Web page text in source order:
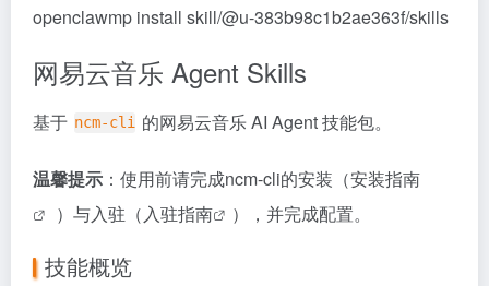
openclawmp install skill/@u-383b98c1b2ae363f/skills
网易云音乐 Agent Skills
基于 ncm-cli 的网易云音乐 AI Agent 技能包。
温馨提示 ：使用前请完成ncm-cli的安装（安装指南
）与入驻（入驻指南 ），并完成配置。
技能概览